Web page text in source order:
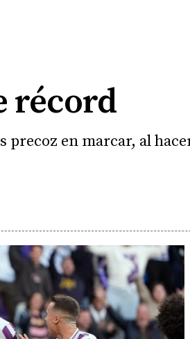
récord
precoz en marcar, al